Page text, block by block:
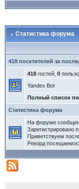
Статистика форума
418 посетителей за
418гостей, 0
Yandex Bot
Полный список
Статистика форума
На форуме
Зарегистрировано
Приветствуем
Рекорд